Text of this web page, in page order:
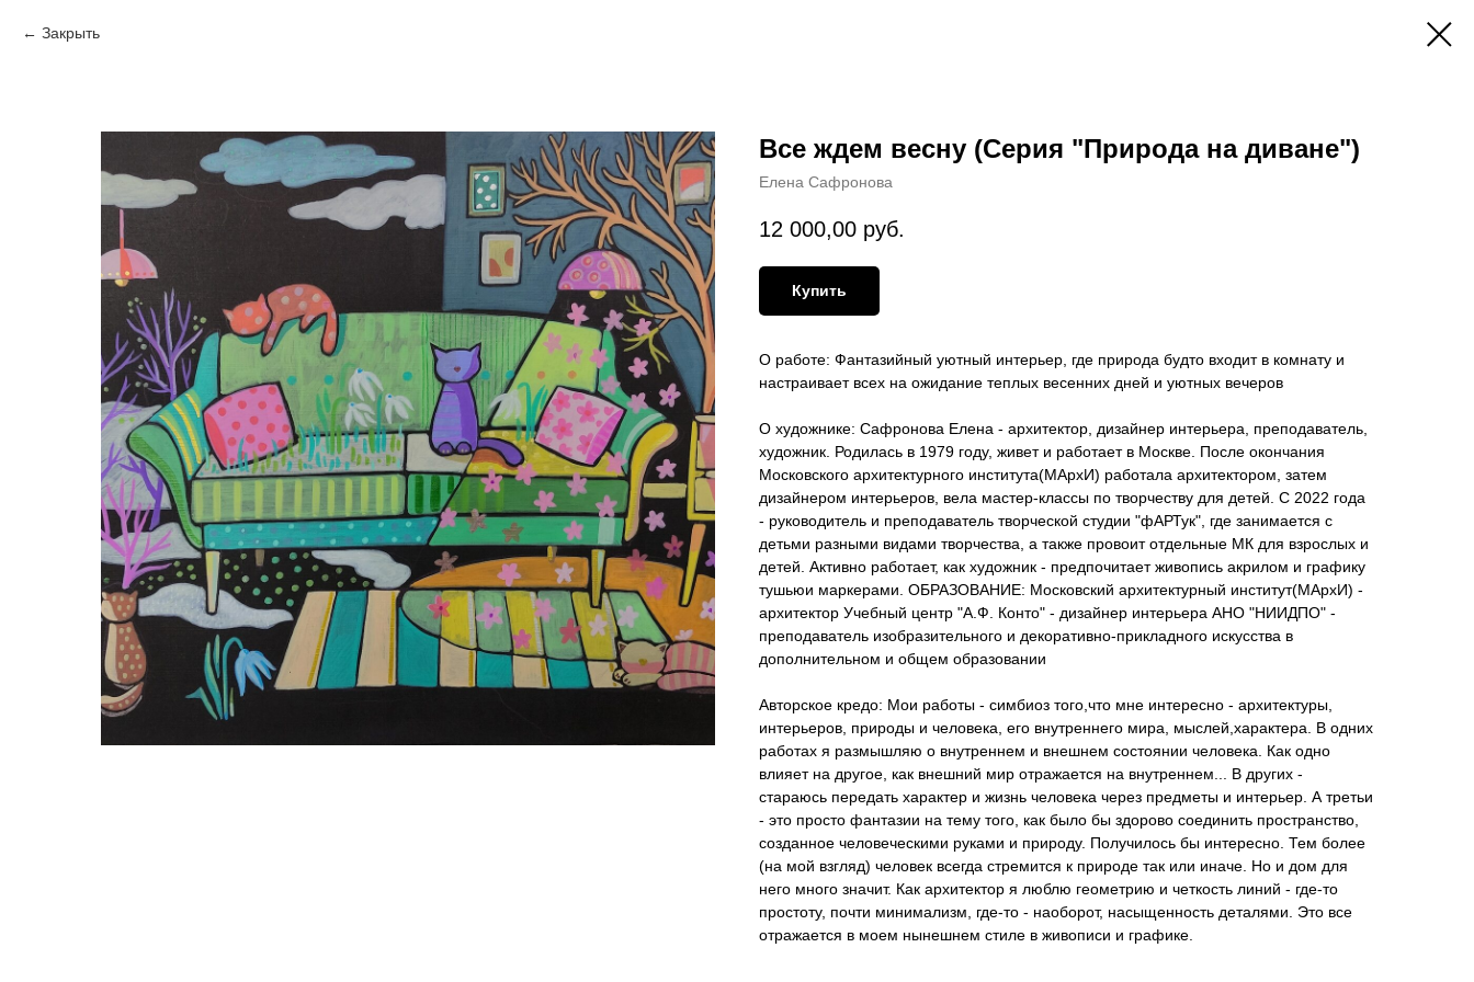
Закрыть
Все ждем весну (Серия "Природа на диване")
Елена Сафронова
12 000,00 руб.
Купить
О работе: Фантазийный уютный интерьер, где природа будто входит в комнату и
настраивает всех на ожидание теплых весенних дней и уютных вечеров
О художнике: Сафронова Елена - архитектор, дизайнер интерьера, преподаватель,
художник. Родилась в 1979 году, живет и работает в Москве. После окончания
Московского архитектурного института(МАрхИ) работала архитектором, затем
дизайнером интерьеров, вела мастер-классы по творчеству для детей. С 2022 года
- руководитель и преподаватель творческой студии "фАРТук", где занимается с
детьми разными видами творчества, а также провоит отдельные МК для взрослых и
детей. Активно работает, как художник - предпочитает живопись акрилом и графику
тушьюи маркерами. ОБРАЗОВАНИЕ: Московский архитектурный институт(МАрхИ) -
архитектор Учебный центр "А.Ф. Конто" - дизайнер интерьера АНО "НИИДПО" -
преподаватель изобразительного и декоративно-прикладного искусства в
дополнительном и общем образовании
Авторское кредо: Мои работы - симбиоз того,что мне интересно - архитектуры,
интерьеров, природы и человека, его внутреннего мира, мыслей,характера. В одних
работах я размышляю о внутреннем и внешнем состоянии человека. Как одно
влияет на другое, как внешний мир отражается на внутреннем... В других -
стараюсь передать характер и жизнь человека через предметы и интерьер. А третьи
- это просто фантазии на тему того, как было бы здорово соединить пространство,
созданное человеческими руками и природу. Получилось бы интересно. Тем более
(на мой взгляд) человек всегда стремится к природе так или иначе. Но и дом для
него много значит. Как архитектор я люблю геометрию и четкость линий - где-то
простоту, почти минимализм, где-то - наоборот, насыщенность деталями. Это все
отражается в моем нынешнем стиле в живописи и графике.